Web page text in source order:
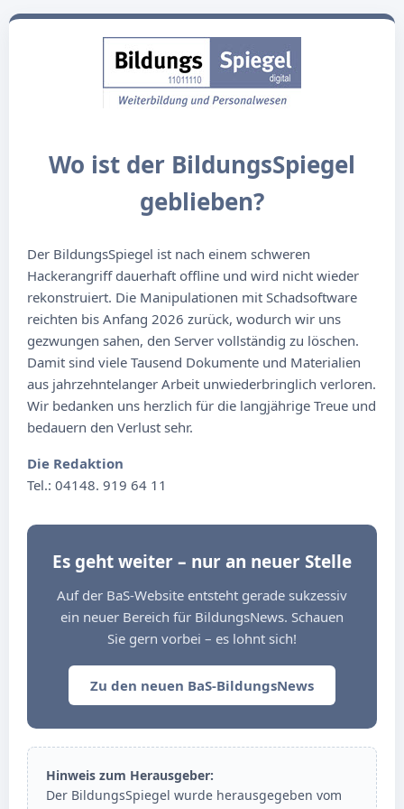
Wo ist der BildungsSpiegel
geblieben?
Der BildungsSpiegel ist nach einem schweren
Hackerangriff dauerhaft offline und wird nicht wieder
rekonstruiert. Die Manipulationen mit Schadsoftware
reichten bis Anfang 2026 zurück, wodurch wir uns
gezwungen sahen, den Server vollständig zu löschen.
Damit sind viele Tausend Dokumente und Materialien
aus jahrzehntelanger Arbeit unwiederbringlich verloren.
Wir bedanken uns herzlich für die langjährige Treue und
bedauern den Verlust sehr.
Die Redaktion
Tel.: 04148. 919 64 11
Es geht weiter – nur an neuer Stelle
Auf der BaS-Website entsteht gerade sukzessiv
ein neuer Bereich für BildungsNews. Schauen
Sie gern vorbei – es lohnt sich!
Zu den neuen BaS-BildungsNews
Hinweis zum Herausgeber:
Der BildungsSpiegel wurde herausgegeben vom